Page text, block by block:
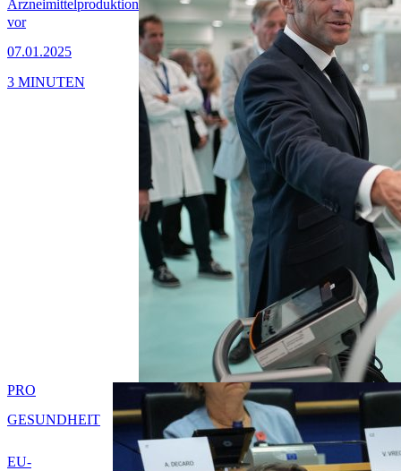
Arzneimittelproduktion
vor
07.01.2025
3 MINUTEN
EU-
PRO
GESUNDHEIT